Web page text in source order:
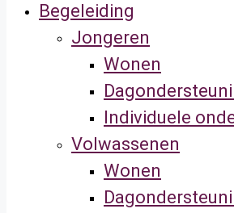
Begeleiding
Jongeren
Wonen
Individuele
Volwassenen
Wonen